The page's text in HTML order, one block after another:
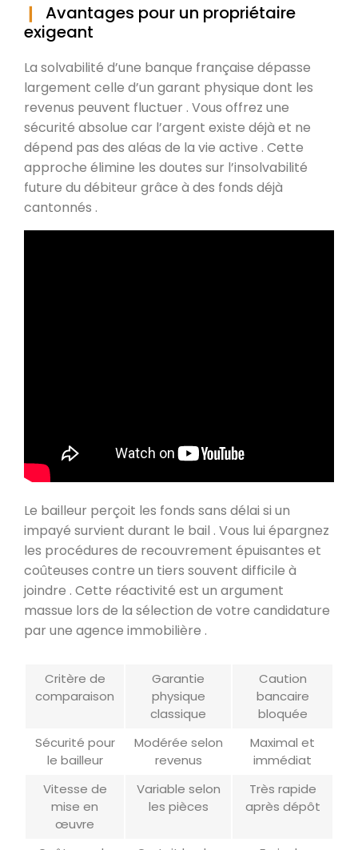
Avantages pour un propriétaire
exigeant
La solvabilité d’une banque française dépasse
largement celle d’un garant physique dont les
revenus peuvent fluctuer . Vous offrez une
sécurité absolue car l’argent existe déjà et ne
dépend pas des aléas de la vie active . Cette
approche élimine les doutes sur l’insolvabilité
future du débiteur grâce à des fonds déjà
cantonnés .
Le bailleur perçoit les fonds sans délai si un
impayé survient durant le bail . Vous lui épargnez
les procédures de recouvrement épuisantes et
coûteuses contre un tiers souvent difficile à
joindre . Cette réactivité est un argument
massue lors de la sélection de votre candidature
par une agence immobilière .
Critère de
comparaison
Garantie
physique
classique
Caution
bancaire
bloquée
Sécurité pour
le bailleur
Modérée selon
revenus
Maximal et
immédiat
Vitesse de
mise en
œuvre
Variable selon
les pièces
Très rapide
après dépôt